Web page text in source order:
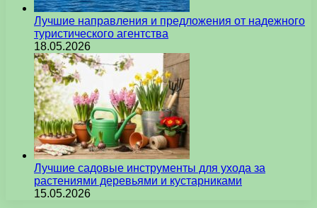
Лучшие направления и предложения от надежного
туристического агентства
18.05.2026
Лучшие садовые инструменты для ухода за
растениями деревьями и кустарниками
15.05.2026